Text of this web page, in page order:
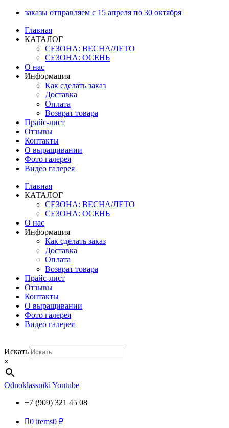
Перейти
содержимому
заказы отправляем с 15 апреля по 30 октября
Главная
КАТАЛОГ
СЕЗОНА: ВЕСНА/ЛЕТО
СЕЗОНА: ОСЕНЬ
О нас
Информация
Как сделать заказ
Доставка
Оплата
Возврат товара
Прайс-лист
Отзывы
Контакты
О выращивании
Фото галерея
Видео галерея
Главная
КАТАЛОГ
СЕЗОНА: ВЕСНА/ЛЕТО
СЕЗОНА: ОСЕНЬ
О нас
Информация
Как сделать заказ
Доставка
Оплата
Возврат товара
Прайс-лист
Отзывы
Контакты
О выращивании
Фото галерея
Видео галерея
Искать
×
Odnoklassniki Youtube
+7 (909) 321 45 08
0 items0 ₽